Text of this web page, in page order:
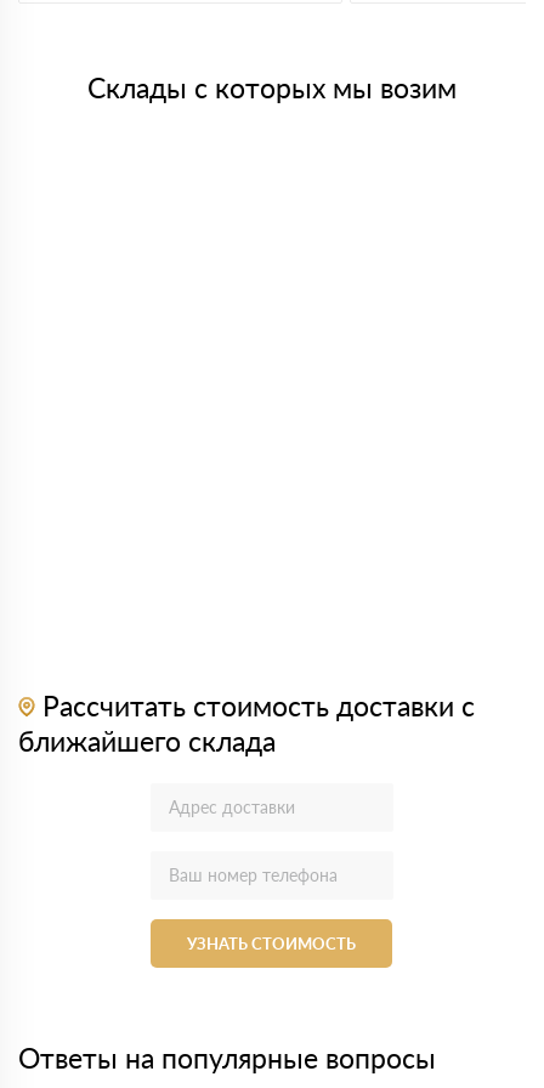
Склады с которых мы возим
Рассчитать стоимость доставки с
ближайшего склада
УЗНАТЬ СТОИМОСТЬ
Ответы на популярные вопросы